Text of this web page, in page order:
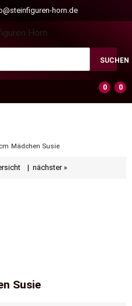
horn.de
SUCHEN
0
0
Mädchen Susie
| nächster »
Susie